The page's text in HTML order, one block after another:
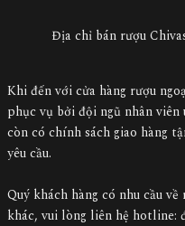
Địa chỉ bán rượu
Khi đến với cửa hàng rượu
phục vụ bởi đội ngũ nhân
còn có chính sách giao hàng
yêu cầu.
Quý khách hàng có nhu cầu
khác, vui lòng liên hệ hotline: